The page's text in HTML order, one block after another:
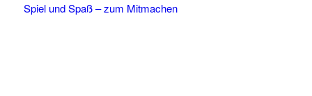
Spiel und Spaß – zum Mitmachen